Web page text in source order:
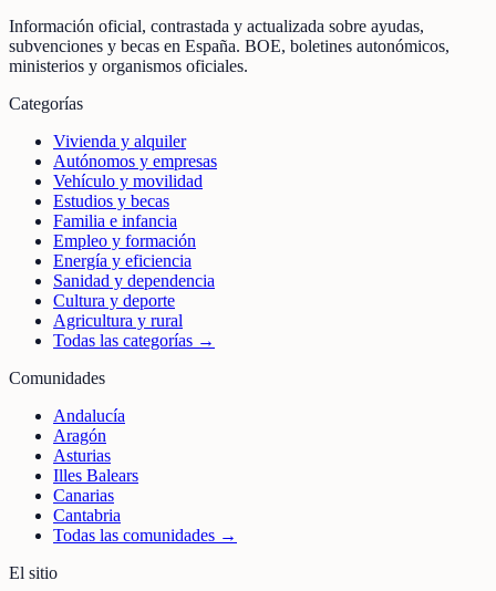
Información oficial, contrastada y actualizada sobre ayudas,
subvenciones y becas en España. BOE, boletines autonómicos,
ministerios y organismos oficiales.
Categorías
Vivienda y alquiler
Autónomos y empresas
Vehículo y movilidad
Estudios y becas
Familia e infancia
Empleo y formación
Energía y eficiencia
Sanidad y dependencia
Cultura y deporte
Agricultura y rural
Todas las categorías →
Comunidades
Andalucía
Aragón
Asturias
Illes Balears
Canarias
Cantabria
Todas las comunidades →
El sitio